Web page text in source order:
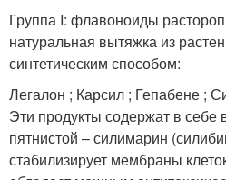
Группа I: флавоноиды
натуральная вытяжка из
синтетическим способом:
Легалон ; Карсил ; Гепабене ;
Эти продукты содержат в себе
пятнистой – силимарин
стабилизирует мембраны